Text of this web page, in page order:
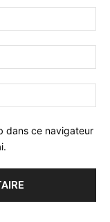
dans ce navigateur